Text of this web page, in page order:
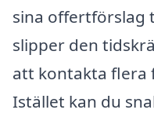
sina offertförslag
slipper den
att kontakta flera
Istället kan du